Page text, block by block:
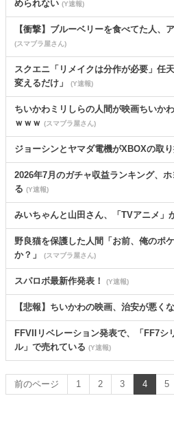
められない (Y速報)
【衝撃】ブルーベリーを食べてた人、
(スマブラ屋さん)
スクエニ「リメイクは分作が必要」任
変えるだけ」
(Y速報)
ちいかわミリしらの人間が映画ちいか
ｗｗｗ (スマブラ屋さん)
ジョーシンとヤマダ電機がXBOXの取
2026年7月のガチャ収益ランキング、
る (Y速報)
みいちゃんと山田さん、「TVアニメ」
野良猫を保護した人間「お前、俺のポ
か？」
(スマブラ屋さん)
スパロボ最新作発表！ (Y速報)
【悲報】ちいかわの映画、治安が悪く
FFVIIリベレーション発表で、「FF7シ
ル」で売れている (Y速報)
前のページ 1 2 3 4 5